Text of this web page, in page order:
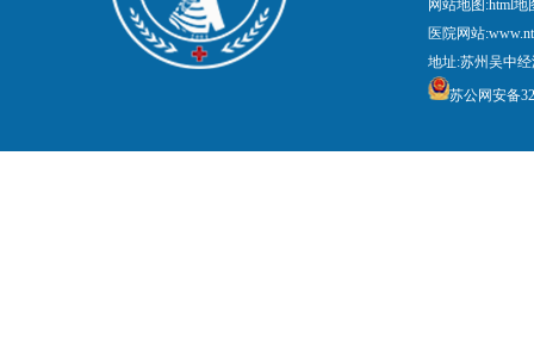
网站地图:html地
医院网站
地址:苏州吴中
苏公网安备